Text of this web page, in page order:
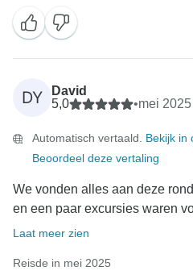
DY
David
5,0
•mei 2025
Automatisch vertaald. Bekijk in
Beoordeel deze vertaling
We vonden alles aan deze
en een paar excursies waren
Laat meer zien
Reisde in mei 2025